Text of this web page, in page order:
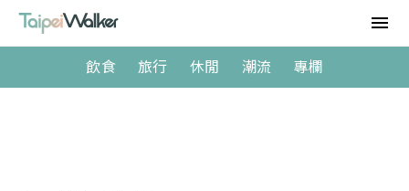
飲食 旅行 休閒 潮流 專欄